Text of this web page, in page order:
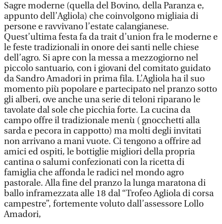
Sagre moderne (quella del Bovino, della Paranza e,
appunto dell’Agliola) che coinvolgono migliaia di
persone e ravvivano l’estate calangianese.
Quest’ultima festa fa da trait d’union fra le moderne e
le feste tradizionali in onore dei santi nelle chiese
dell’agro. Si apre con la messa a mezzogiorno nel
piccolo santuario, con i giovani del comitato guidato
da Sandro Amadori in prima fila. L’Agliola ha il suo
momento più popolare e partecipato nel pranzo sotto
gli alberi, ove anche una serie di teloni riparano le
tavolate dal sole che picchia forte. La cucina da
campo offre il tradizionale menù ( gnocchetti alla
sarda e pecora in cappotto) ma molti degli invitati
non arrivano a mani vuote. Ci tengono a offrire ad
amici ed ospiti, le bottiglie migliori della propria
cantina o salumi confezionati con la ricetta di
famiglia che affonda le radici nel mondo agro
pastorale. Alla fine del pranzo la lunga maratona di
ballo inframezzata alle 18 dal “Trofeo Agliola di corsa
campestre”, fortemente voluto dall’assessore Lollo
Amadori,